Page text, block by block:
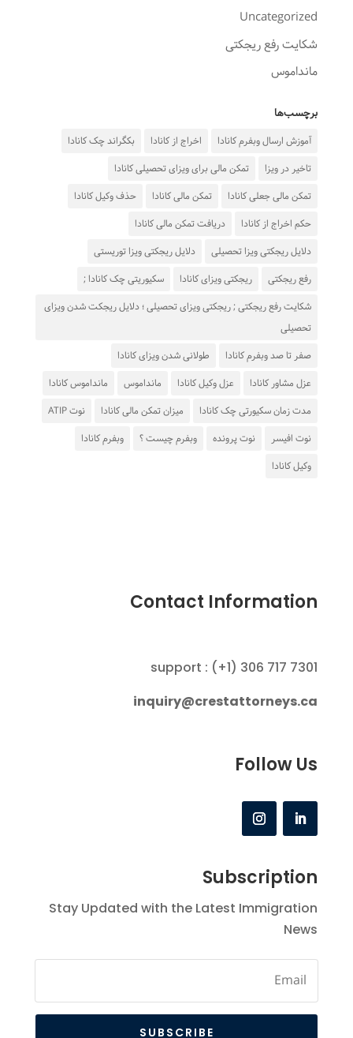
Uncategorized
شکایت رفع ریجکتی
مانداموس
برچسب‌ها
آموزش ارسال وبفرم کانادا اخراج از کانادا
بکگراند چک کانادا
تاخیر در ویزا
تمکن مالی برای ویزای تحصیلی کانادا
تمکن مالی جعلی کانادا
تمکن مالی کانادا
حذف وکیل کانادا
حکم اخراج از کانادا
دریافت تمکن مالی کانادا
دلایل ریجکتی ویزا تحصیلی
دلایل ریجکتی ویزا توریستی
رفع ریجکتی
ریجکتی ویزای کانادا
سکیوریتی چک کانادا ;
شکایت رفع ریجکتی ; ریجکتی ویزای تحصیلی ؛ دلایل ریجکت شدن ویزای
تحصیلی
صفر تا صد وبفرم کانادا
طولانی شدن ویزای کانادا
عزل مشاور کانادا
عزل وکیل کانادا مانداموس
مانداموس کانادا
مدت زمان سکیورتی چک کانادا
میزان تمکن مالی کانادا
نوت ATIP
نوت افیسر
نوت پرونده وبفرم چیست ؟
وبفرم کانادا
وکیل کانادا
Contact Information
support : (+1) 306 717 7301
inquiry@crestattorneys.ca
Follow Us
Subscription
Stay Updated with the Latest Immigration
News
SUBSCRIBE